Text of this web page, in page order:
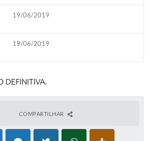
19/06/2019
19/06/2019
DEFINITIVA.
COMPARTILHAR